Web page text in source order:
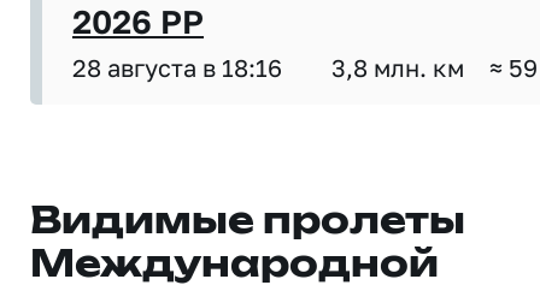
2026 PP
28 августа в 18:16 3,8 млн. км ≈
Видимые пролеты
Международной